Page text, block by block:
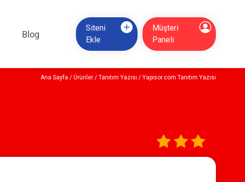
Blog
Siteni
Ekle
Müşteri
Paneli
Ana Sayfa / Ürünler/ Tanıtım Yazısı / Yapisor.com Tanıtım Yazısı